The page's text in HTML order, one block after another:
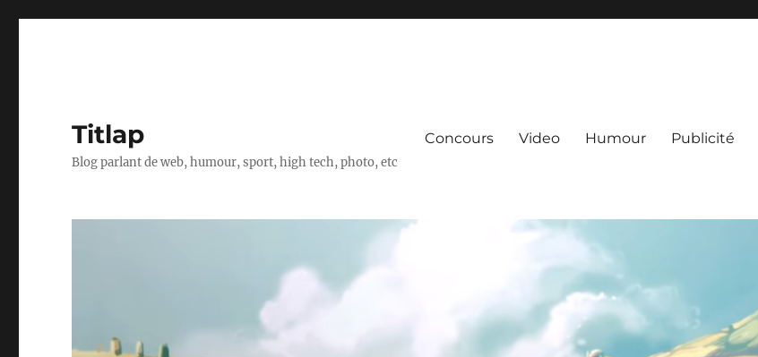
Titlap
Blog parlant de web, humour, sport, high tech, photo, etc
Concours Video Humour Publicité